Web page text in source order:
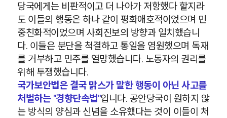
당국에게는 비판적이고 더 나아가 저항했다 할지라
도 이들의 행동은 하나 같이 평화애호적이었으며 민
중친화적이었으며 사회진보의 방향과 일치했습니
다. 이들은 분단을 척결하고 통일을 염원했으며 독재
를 거부하고 민주를 열망했습니다. 노동자의 권리를
위해 투쟁했습니다.
국가보안법은 결국 맑스가 말한 행동이 아닌 사고를
처벌하는 "경향단속법"입니다. 공안당국이 원하지 않
는 방식의 양심과 신념을 소유했다는 것이 이들이 처